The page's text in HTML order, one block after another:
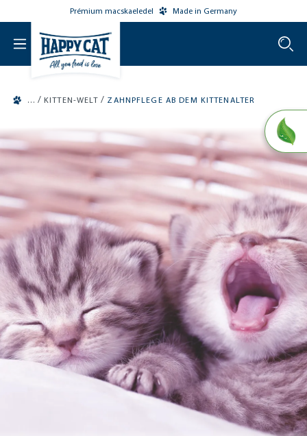
Prémium macskaeledel Made in Germany
/ KITTEN-WELT / ZAHNPFLEGE AB DEM KITTENALTER